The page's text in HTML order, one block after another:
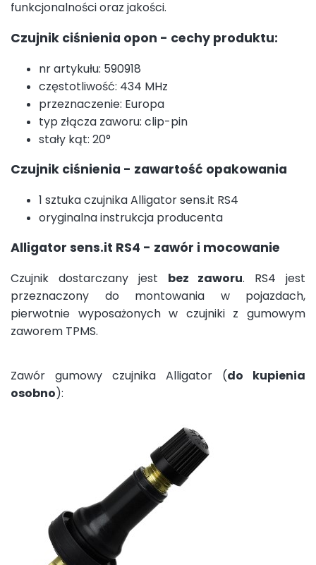
funkcjonalności oraz jakości.
Czujnik ciśnienia opon - cechy produktu:
nr artykułu: 590918
częstotliwość: 434 MHz
przeznaczenie: Europa
typ złącza zaworu: clip-pin
stały kąt: 20°
Czujnik ciśnienia - zawartość opakowania
1 sztuka czujnika Alligator sens.it RS4
oryginalna instrukcja producenta
Alligator sens.it RS4 - zawór i mocowanie
Czujnik dostarczany jest bez zaworu. RS4 jest
przeznaczony do montowania w pojazdach,
pierwotnie wyposażonych w czujniki z gumowym
zaworem TPMS.
Zawór gumowy czujnika Alligator (do kupienia
osobno):